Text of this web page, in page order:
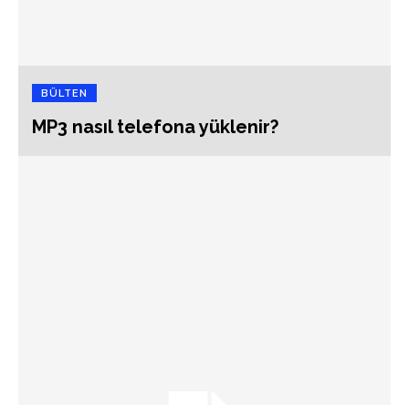
BÜLTEN
MP3 nasıl telefona yüklenir?